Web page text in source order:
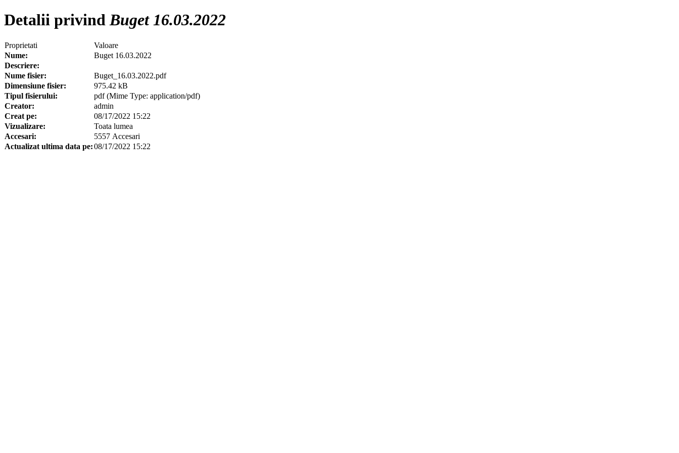
Detalii privindBuget 16.03.2022
Proprietati
Valoare
Nume:
Buget 16.03.2022
Descriere:
Nume fisier:
Buget_16.03.2022.pdf
Dimensiune fisier:
975.42 kB
Tipul fisierului:
pdf (Mime Type: application/pdf)
Creator:
admin
Creat pe:
08/17/2022 15:22
Vizualizare:
Toata lumea
Accesari:
5557 Accesari
Actualizat ultima data pe:08/17/2022 15:22